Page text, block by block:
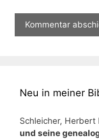
Neu in meiner
Schleicher, Herbert
und seine